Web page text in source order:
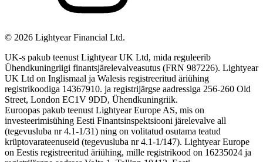
© 2026 Lightyear Financial Ltd.
UK-s pakub teenust Lightyear UK Ltd, mida reguleerib
Ühendkuningriigi finantsjärelevalveasutus (FRN 987226). Lightyear
UK Ltd on Inglismaal ja Walesis registreeritud äriühing
registrikoodiga 14367910. ja registrijärgse aadressiga 256-260 Old
Street, London EC1V 9DD, Ühendkuningriik.
Euroopas pakub teenust Lightyear Europe AS, mis on
investeerimisühing Eesti Finantsinspektsiooni järelevalve all
(tegevusluba nr 4.1-1/31) ning on volitatud osutama teatud
krüptovarateenuseid (tegevusluba nr 4.1-1/147). Lightyear Europe
on Eestis registreeritud äriühing, mille registrikood on 16235024 ja